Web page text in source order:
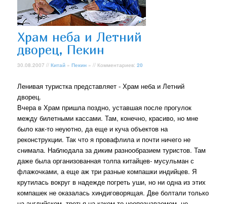
Храм неба и Летний
дворец, Пекин
30.08.2007 //Китай »Пекин » // Комментариев:20
Ленивая туристка представляет - Храм неба и Летний
дворец.
Вчера в Храм пришла поздно, уставшая после прогулок
между билетными кассами. Там, конечно, красиво, но мне
было как-то неуютно, да еще и куча объектов на
реконструкции. Так что я провафлила и почти ничего не
снимала. Наблюдала за диким разнообразием туристов. Там
даже была организованная толпа китайцев- мусульман с
флажочками, а еще аж три разные компашки индийцев. Я
крутилась вокруг в надежде погреть уши, но ни одна из этих
компашек не оказалась хиндиговорящая. Две болтали только